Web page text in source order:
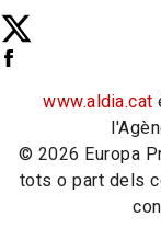
www.aldia.cat
© 2026 Europa
tots o part dels